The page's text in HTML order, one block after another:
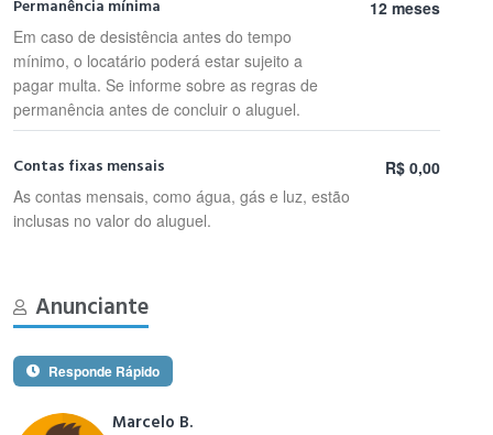
Permanência mínima
Em caso de desistência antes do tempo
mínimo, o locatário poderá estar sujeito a
pagar multa. Se informe sobre as regras de
permanência antes de concluir o aluguel.
12 meses
Contas fixas mensais
As contas mensais, como água, gás e luz, estão
inclusas no valor do aluguel.
R$ 0,00
Anunciante
Responde Rápido
Marcelo B.